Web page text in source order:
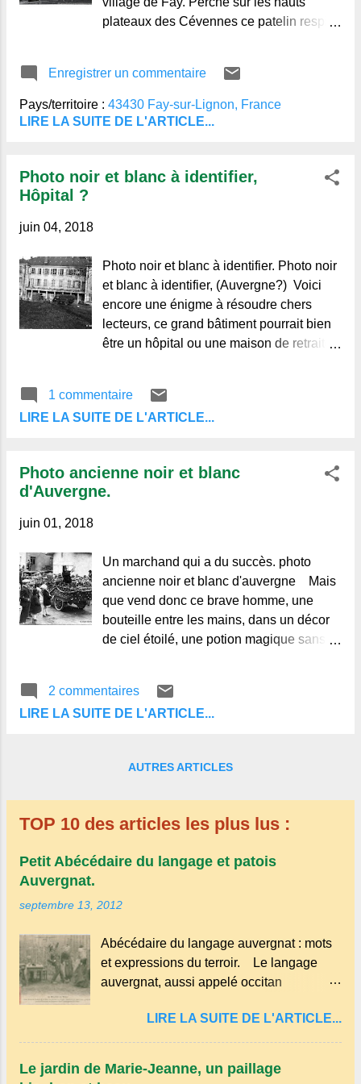
plateaux des Cévennes ce patelin respire
Enregistrer un commentaire
Pays/territoire : 43430 Fay-sur-Lignon, France
LIRE LA SUITE DE L'ARTICLE...
Photo noir et blanc à identifier,
Hôpital ?
juin 04, 2018
Photo noir et blanc à identifier. Photo noir
et blanc à identifier, (Auvergne?) Voici
encore une énigme à résoudre chers
lecteurs, ce grand bâtiment pourrait bien
être un hôpital ou une maison de retraite,
1 commentaire
LIRE LA SUITE DE L'ARTICLE...
Photo ancienne noir et blanc
d'Auvergne.
juin 01, 2018
Un marchand qui a du succès. photo
ancienne noir et blanc d'auvergne Mais
que vend donc ce brave homme, une
bouteille entre les mains, dans un décor
de ciel étoilé, une potion magique sans
2 commentaires
LIRE LA SUITE DE L'ARTICLE...
AUTRES ARTICLES
TOP 10 des articles les plus lus :
Petit Abécédaire du langage et patois
Auvergnat.
septembre 13, 2012
Abécédaire du langage auvergnat : mots
et expressions du terroir. Le langage
auvergnat, aussi appelé occitan
parlé principalement en Auvergne et dans
certaines parties du Massif central . Il
romanes et est classé parmi les dialectes
LIRE LA SUITE DE L'ARTICLE...
Le jardin de Marie-Jeanne, un paillage